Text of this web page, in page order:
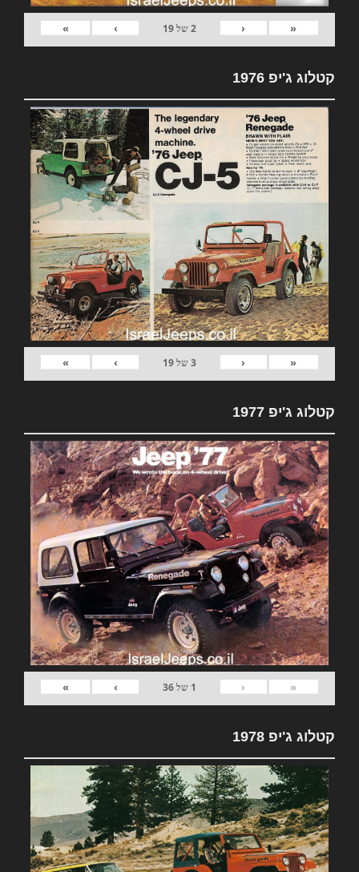
«
‹
2של19
›
»
קטלוג ג'יפ 1976
«
‹
3של19
›
»
קטלוג ג'יפ 1977
«
‹
1 של36
›
»
קטלוג ג'יפ 1978